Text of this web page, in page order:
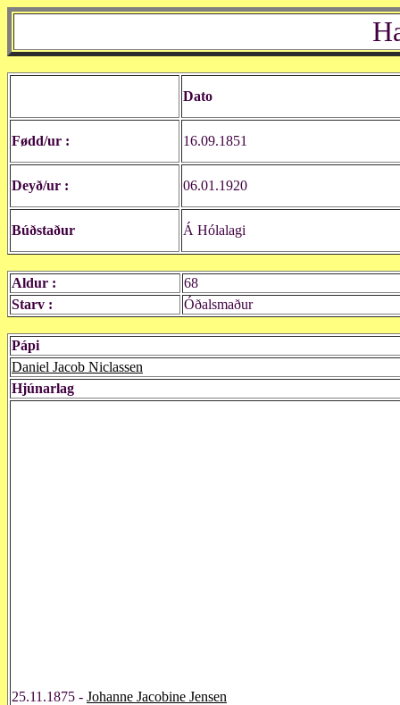
Dato
Fødd/ur : 16.09.1851
Deyð/ur : 06.01.1920
Búðstaður Á Hólalagi
Aldur :
68
Starv :
Óðalsmaður
Pápi
Daniel Jacob Niclassen
Hjúnarlag
25.11.1875 - Johanne Jacobine Jensen